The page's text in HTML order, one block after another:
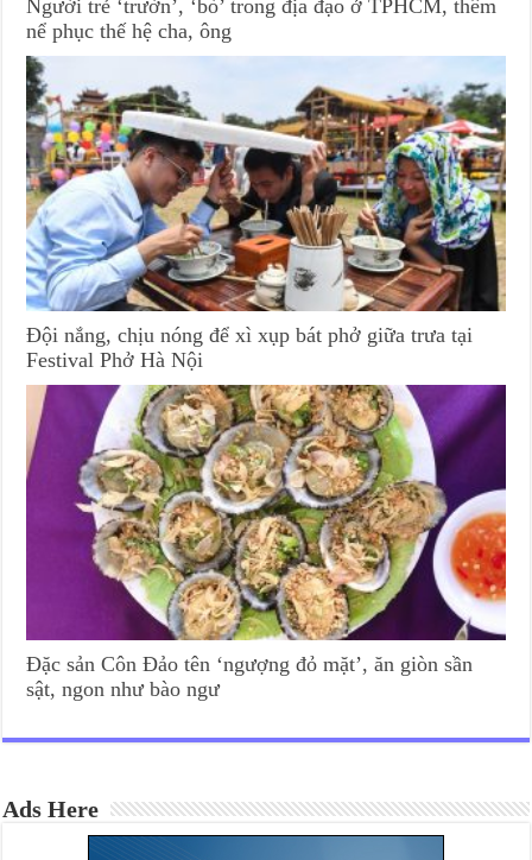
Người trẻ ‘trườn’, ‘bò’ trong địa đạo ở TPHCM, thêm
nể phục thế hệ cha, ông
Đội nắng, chịu nóng để xì xụp bát phở giữa trưa tại
Festival Phở Hà Nội
Đặc sản Côn Đảo tên ‘ngượng đỏ mặt’, ăn giòn sần
sật, ngon như bào ngư
Ads Here